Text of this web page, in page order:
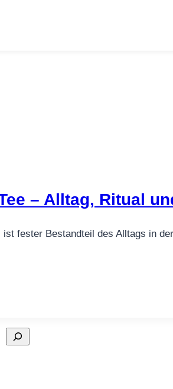
– Alltag, Ritual
fester Bestandteil des Alltags in